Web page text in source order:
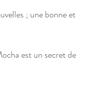
; une bonne et
est un secret de